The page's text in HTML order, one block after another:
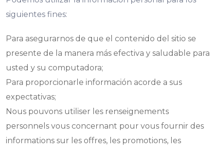
siguientes fines:
Para asegurarnos de que el contenido del sitio se
presente de la manera más efectiva y saludable para
usted y su computadora;
Para proporcionarle información acorde a sus
expectativas;
Nous pouvons utiliser les renseignements
personnels vous concernant pour vous fournir des
informations sur les offres, les promotions, les